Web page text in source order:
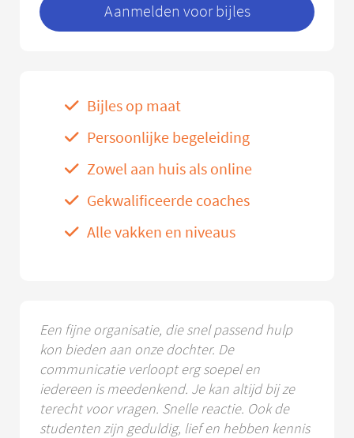
Aanmelden voor bijles
Bijles op maat
Persoonlijke begeleiding
Zowel aan huis als online
Gekwalificeerde coaches
Alle vakken en niveaus
Een fijne organisatie, die snel passend hulp
kon bieden aan onze dochter. De
communicatie verloopt erg soepel en
iedereen is meedenkend. Je kan altijd bij ze
terecht voor vragen. Snelle reactie. Ook de
studenten zijn geduldig, lief en hebben kennis